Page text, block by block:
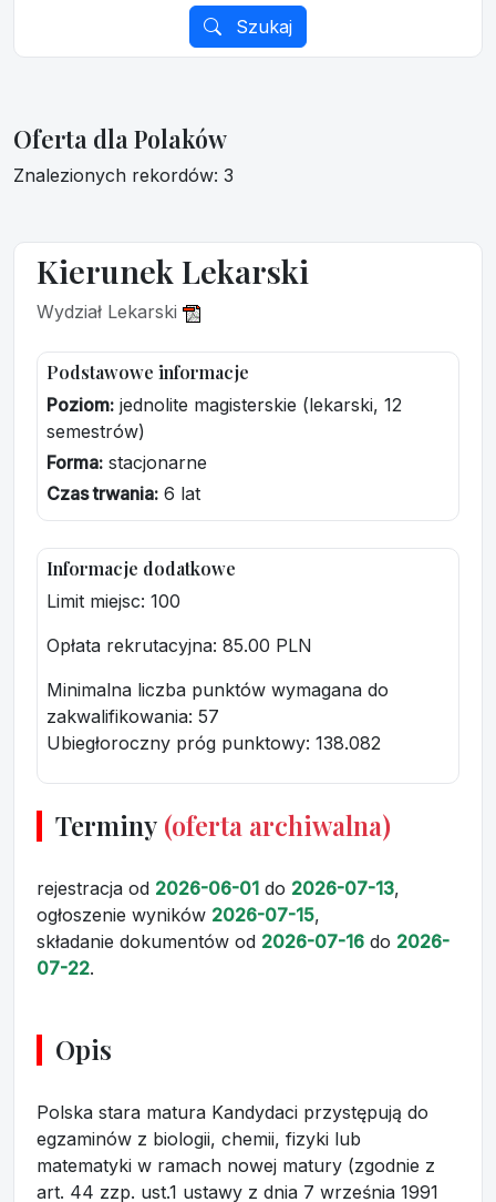
Szukaj
Oferta dla Polaków
Znalezionych rekordów: 3
Kierunek Lekarski
Wydział Lekarski
Podstawowe informacje
Poziom: jednolite magisterskie (lekarski, 12
semestrów)
Forma: stacjonarne
Czas trwania: 6 lat
Informacje dodatkowe
Limit miejsc: 100
Opłata rekrutacyjna: 85.00 PLN
Minimalna liczba punktów wymagana do
zakwalifikowania: 57
Ubiegłoroczny próg punktowy: 138.082
Terminy (oferta archiwalna)
rejestracja od 2026-06-01 do 2026-07-13,
ogłoszenie wyników 2026-07-15,
składanie dokumentów od 2026-07-16 do 2026-
07-22.
Opis
Polska stara matura Kandydaci przystępują do
egzaminów z biologii, chemii, fizyki lub
matematyki w ramach nowej matury (zgodnie z
art. 44 zzp. ust.1 ustawy z dnia 7 września 1991